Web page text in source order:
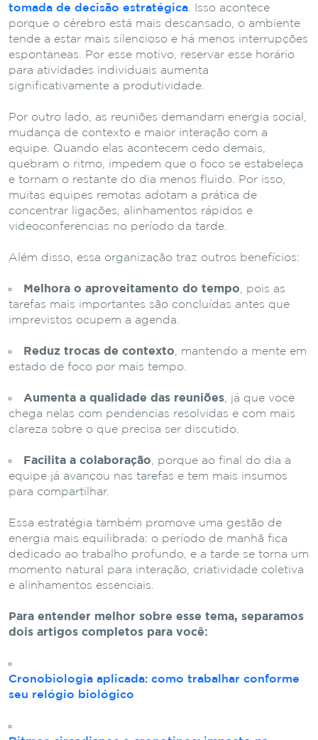
tomada de decisão estratégica . Isso acontece
porque o cérebro está mais descansado, o ambiente
tende a estar mais silencioso e há menos interrupções
espontâneas. Por esse motivo, reservar esse horário
para atividades individuais aumenta
significativamente a produtividade.
Por outro lado, as reuniões demandam energia social,
mudança de contexto e maior interação com a
equipe. Quando elas acontecem cedo demais,
quebram o ritmo, impedem que o foco se estabeleça
e tornam o restante do dia menos fluido. Por isso,
muitas equipes remotas adotam a prática de
concentrar ligações, alinhamentos rápidos e
videoconferências no período da tarde.
Além disso, essa organização traz outros benefícios:
Melhora o aproveitamento do tempo , pois as
tarefas mais importantes são concluídas antes que
imprevistos ocupem a agenda.
Reduz trocas de contexto , mantendo a mente em
estado de foco por mais tempo.
Aumenta a qualidade das reuniões , já que você
chega nelas com pendências resolvidas e com mais
clareza sobre o que precisa ser discutido.
Facilita a colaboração , porque ao final do dia a
equipe já avançou nas tarefas e tem mais insumos
para compartilhar.
Essa estratégia também promove uma gestão de
energia mais equilibrada: o período de manhã fica
dedicado ao trabalho profundo, e a tarde se torna um
momento natural para interação, criatividade coletiva
e alinhamentos essenciais.
Para entender melhor sobre esse tema, separamos
dois artigos completos para você:
Cronobiologia aplicada: como trabalhar conforme
seu relógio biológico